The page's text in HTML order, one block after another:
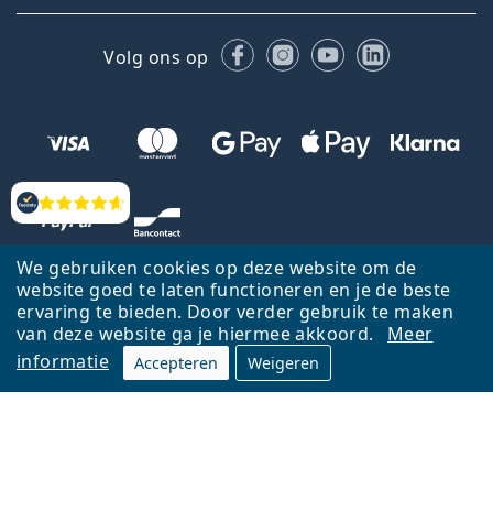
We gebruiken cookies op deze website om de
website goed te laten functioneren en je de beste
ervaring te bieden. Door verder gebruik te maken
van deze website ga je hiermee akkoord.
Meer
informatie
Accepteren Weigeren
Beoordelingen
Volg ons op FacebookInstagram
YouTubeLinkedIn
Terug naar de homepagina Ga omhoog